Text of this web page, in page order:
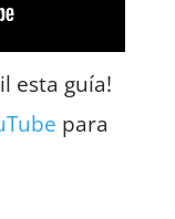
esta guía!
para